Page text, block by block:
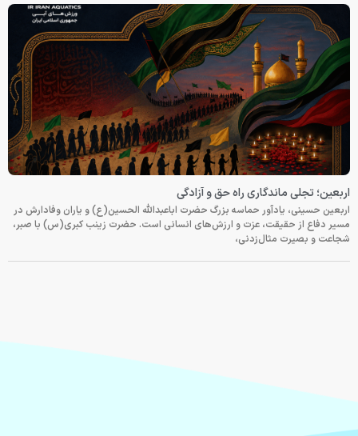
اربعین؛ تجلی ماندگاری راه حق و آزادگی
اربعین حسینی، یادآور حماسه بزرگ حضرت اباعبدالله الحسین(ع) و یاران وفادارش در
مسیر دفاع از حقیقت، عزت و ارزش‌های انسانی است. حضرت زینب کبری(س) با صبر،
شجاعت و بصیرت مثال‌زدنی،